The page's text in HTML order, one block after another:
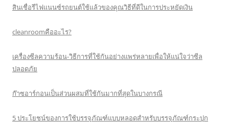
สินเชื่อรีไฟแนนซ์รถยนต์ใช้แล้วของคุณวิธีที่ดีในการประหยัดเงิน
cleanroomคืออะไร?
เครื่องซีลความร้อน-วิธีการที่ใช้กันอย่างแพร่หลายเพื่อให้แน่ใจว่าซีล
ปลอดภัย
ก๊าซอาร์กอนเป็นส่วนผสมที่ใช้กันมากที่สุดในบางกรณี
5 ประโยชน์ของการใช้บรรจุภัณฑ์แบบหลอดสำหรับบรรจุภัณฑ์กระปุก